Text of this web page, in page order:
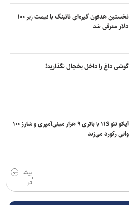
نخستین هدفون گیره‌ای ناتینگ با قیمت زیر ۱۰۰
دلار معرفی شد
گوشی داغ را داخل یخچال نگذارید!
آیکو نئو ۱۱S با باتری ۹ هزار میلی‌آمپری و شارژ ۱۰۰
واتی رکورد می‌زند
بیش
تر